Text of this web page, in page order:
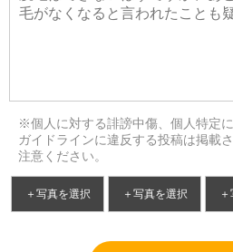
※個人に対する誹謗中傷、個人特定
ガイドラインに違反する投稿は掲載
注意ください。
＋写真を選択 ＋写真を選択